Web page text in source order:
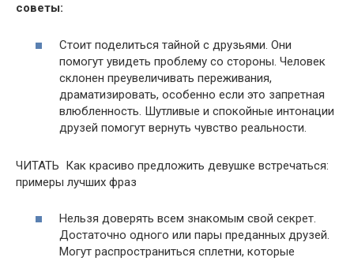
советы:
Стоит поделиться тайной с друзьями. Они
помогут увидеть проблему со стороны. Человек
склонен преувеличивать переживания,
драматизировать, особенно если это запретная
влюбленность. Шутливые и спокойные интонации
друзей помогут вернуть чувство реальности.
ЧИТАТЬ Как красиво предложить девушке встречаться:
примеры лучших фраз
Нельзя доверять всем знакомым свой секрет.
Достаточно одного или пары преданных друзей.
Могут распространиться сплетни, которые